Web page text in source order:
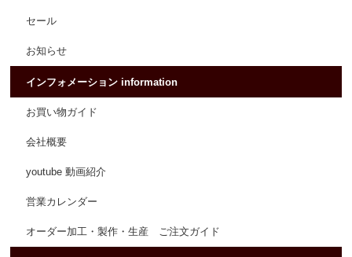
セール
お知らせ
インフォメーション information
お買い物ガイド
会社概要
youtube 動画紹介
営業カレンダー
オーダー加工・製作・生産 ご注文ガイド